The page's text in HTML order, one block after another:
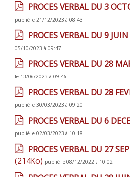
PROCES VERBAL DU 3
publié le 21/12/2023 à 08:43
PROCES VERBAL DU 9
05/10/2023 à 09:47
PROCES VERBAL DU 28
le 13/06/2023 à 09:46
PROCES VERBAL DU 28
publié le 30/03/2023 à 09:20
PROCES VERBAL DU 6
publié le 02/03/2023 à 10:18
PROCES VERBAL DU 27
(214Ko) publié le 08/12/2022 à 10:02